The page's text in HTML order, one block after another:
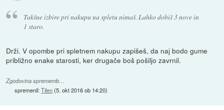
Takšne izbire pri nakupu na spletu nimaš. Lahko dobiš 3 nove in
1 staro.
Drži. V opombe pri spletnem nakupu zapišeš, da naj bodo gume
približno enake starosti, ker drugače boš pošiljo zavrnil.
Zgodovina sprememb…
spremenil:Tilen(5. okt 2016 ob 14:20)